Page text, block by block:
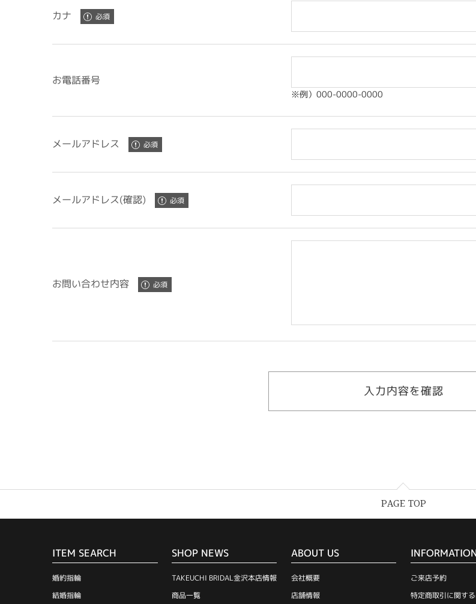
カナ
お電話番号
※例）000-0000-0000
メールアドレス
メールアドレス(確認)
お問い合わせ内容
PAGE TOP
ITEM SEARCH
婚約指輪
結婚指輪
SHOP NEWS
TAKEUCHI BRIDAL金沢本店情報
商品一覧
ABOUT US
会社概要
店舗情報
ご来店予約
特定商取引に関す